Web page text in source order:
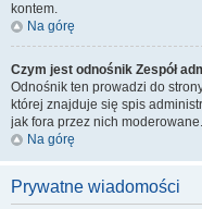
kontem.
Na górę
Czym jest odnośnik Zespół
Odnośnik ten prowadzi do
której znajduje się spis
jak fora przez nich moderowane.
Na górę
Prywatne wiadomości